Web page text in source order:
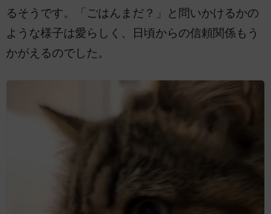
るそうです。「ごはんまだ？」と問いかけるかの
ような様子は愛らしく、日頃からの信頼関係もう
かがえるのでした。